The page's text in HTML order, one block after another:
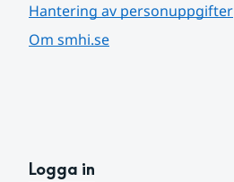
Hantering av personuppgifter
Om smhi.se
Logga in